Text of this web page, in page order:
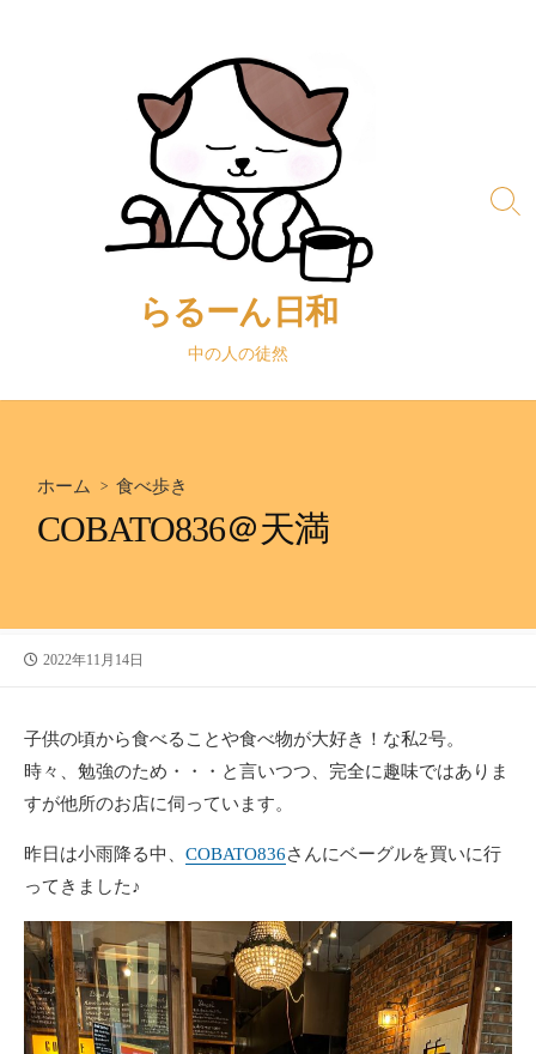
らるーん日和
中の人の徒然
検
ホーム > 食べ歩き
COBATO836＠天満
公
2022年11月14日
子供の頃から食べることや食べ物が大好き！な私2号。
時々、勉強のため・・・と言いつつ、完全に趣味ではありま
すが他所のお店に伺っています。
昨日は小雨降る中、 COBATO836さんにベーグルを買いに行
ってきました♪